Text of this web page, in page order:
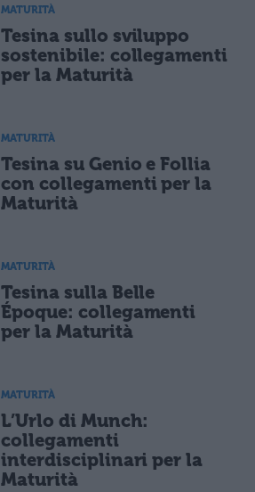
MATURITÀ
Tesina sullo sviluppo
sostenibile: collegamenti
per la Maturità
MATURITÀ
Tesina su Genio e Follia
con collegamenti per la
Maturità
MATURITÀ
Tesina sulla Belle
Époque: collegamenti
per la Maturità
MATURITÀ
L’Urlo di Munch:
collegamenti
interdisciplinari per la
Maturità